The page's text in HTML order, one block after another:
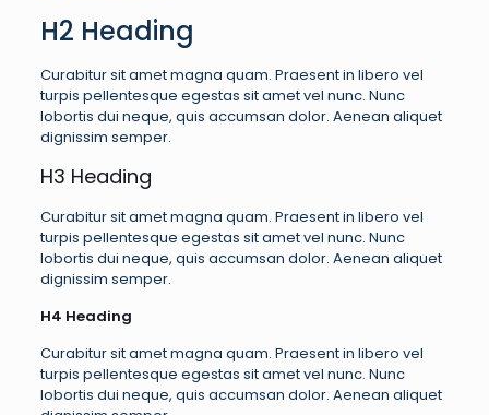
H2 Heading
Curabitur sit amet magna quam. Praesent in libero vel
turpis pellentesque egestas sit amet vel nunc. Nunc
lobortis dui neque, quis accumsan dolor. Aenean aliquet
dignissim semper.
H3 Heading
Curabitur sit amet magna quam. Praesent in libero vel
turpis pellentesque egestas sit amet vel nunc. Nunc
lobortis dui neque, quis accumsan dolor. Aenean aliquet
dignissim semper.
H4 Heading
Curabitur sit amet magna quam. Praesent in libero vel
turpis pellentesque egestas sit amet vel nunc. Nunc
lobortis dui neque, quis accumsan dolor. Aenean aliquet